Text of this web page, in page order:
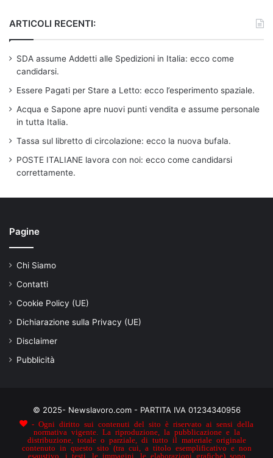
ARTICOLI RECENTI:
SDA assume Addetti alle Spedizioni in Italia: ecco come
candidarsi.
Essere Pagati per Stare a Letto: ecco l’esperimento spaziale.
Acqua e Sapone apre nuovi punti vendita e assume personale
in tutta Italia.
Tassa sul libretto di circolazione: ecco la nuova bufala.
POSTE ITALIANE lavora con noi: ecco come candidarsi
correttamente.
Pagine
Chi Siamo
Contatti
Cookie Policy (UE)
Dichiarazione sulla Privacy (UE)
Disclaimer
Pubblicità
© 2025- Newslavoro.com - PARTITA IVA 01234340956
- Ogni diritto sui contenuti del sito è riservato ai sensi della
normativa vigente. La riproduzione, la pubblicazione e la
distribuzione, totale o parziale, di tutto il materiale originale
contenuto in questo sito (tra cui, a titolo esemplificativo e non
esaustivo, i testi, le immagini, le elaborazioni grafiche) sono